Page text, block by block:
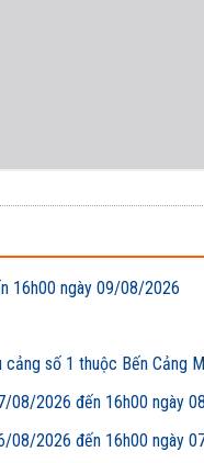
16h00 ngày 09/08/2026
số 1 thuộc Bến Cảng
08/2026 đến 16h00 ngày
08/2026 đến 16h00 ngày